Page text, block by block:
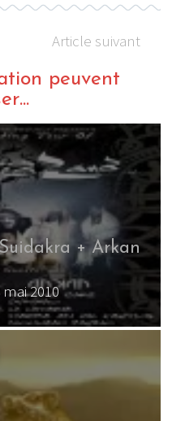
Article suivant
peuvent
+ Arkan
2010